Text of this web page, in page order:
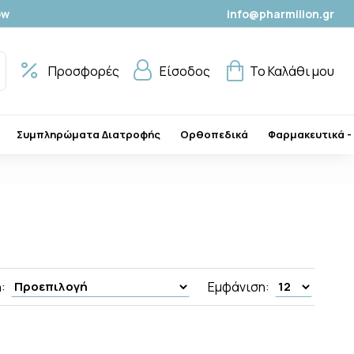
info@pharmilion.gr
Προσφορές Είσοδος Το Καλάθι μου
Συμπληρώματα Διατροφής Ορθοπεδικά Φαρμακευτικά -
Εμφάνιση: